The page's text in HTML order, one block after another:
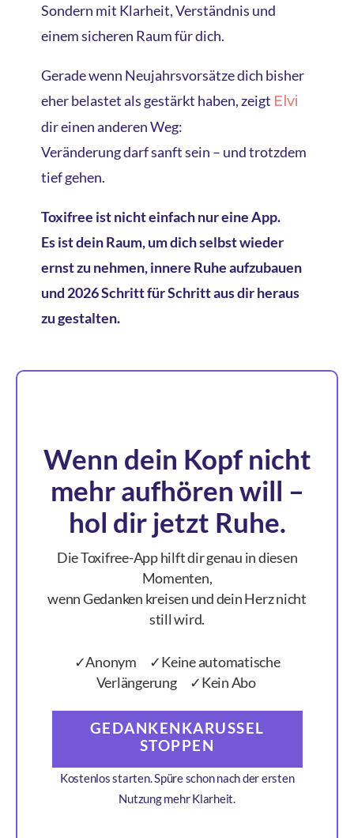
Sondern mit Klarheit, Verständnis und
einem sicheren Raum für dich.
Gerade wenn Neujahrsvorsätze dich bisher
eher belastet als gestärkt haben, zeigt Elvi
dir einen anderen Weg:
Veränderung darf sanft sein – und trotzdem
tief gehen.
Toxifree ist nicht einfach nur eine App.
Es ist dein Raum, um dich selbst wieder
ernst zu nehmen, innere Ruhe aufzubauen
und 2026 Schritt für Schritt aus dir heraus
zu gestalten.
Wenn dein Kopf nicht
mehr aufhören will –
hol dir jetzt Ruhe.
Die Toxifree-App hilft dir genau in diesen
Momenten,
wenn Gedanken kreisen und dein Herz nicht
still wird.
✓Anonym ✓Keine automatische
Verlängerung ✓Kein Abo
GEDANKENKARUSSEL
STOPPEN
Kostenlos starten. Spüre schon nach der ersten
Nutzung mehr Klarheit.